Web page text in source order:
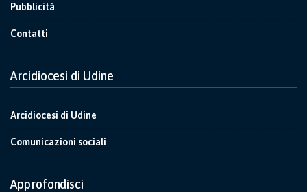
Pubblicità
Contatti
Arcidiocesi di Udine
Arcidiocesi di Udine
Comunicazioni sociali
Approfondisci